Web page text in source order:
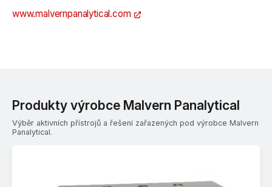
www.malvernpanalytical.com
Produkty výrobce Malvern Panalytical
Výběr aktivních přístrojů a řešení zařazených pod výrobce Malvern
Panalytical.